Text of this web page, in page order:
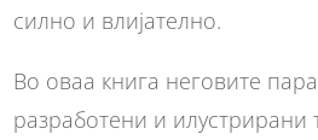
силно и влијателно.
Во оваа книга неговите
разработени и илустрирани